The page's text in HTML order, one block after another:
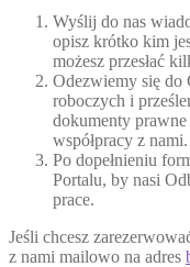
Wyślij do nas
opisz krótko kim
możesz przesłać
Odezwiemy się do
roboczych i
dokumenty prawne
współpracy z nami.
Po dopełnieniu
Portalu, by nasi
prace.
Jeśli chcesz
z nami mailowo na adres